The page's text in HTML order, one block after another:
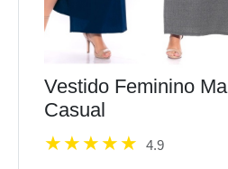
Vestido Feminino
Casual
4.9